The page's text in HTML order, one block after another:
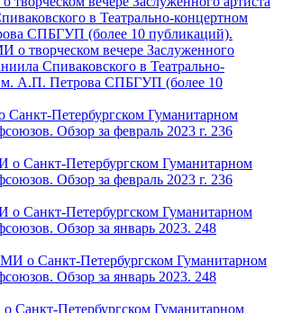
о творческом вечере Заслуженного
Спиваковского в Театрально-
А.П. Петрова СПБГУП (более 10
Санкт-Петербургском Гуманитарном
Обзор за февраль 2023 г. 236
о Санкт-Петербургском Гуманитарном
Обзор за январь 2023. 248